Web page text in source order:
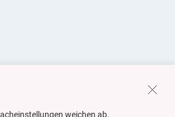
weichen ab.